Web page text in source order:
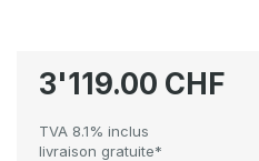
3'119.00 CHF
TVA 8.1% inclus
livraison gratuite*